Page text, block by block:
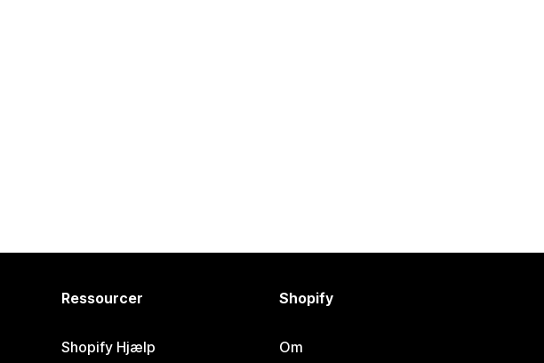
Ressourcer
Shopify Hjælp
Shopify
Om